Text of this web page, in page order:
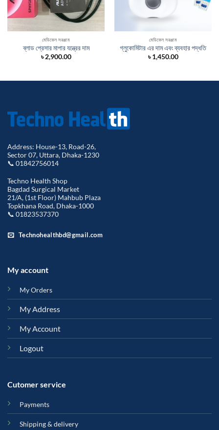
মেডিকেল সরঞ্জাম
ব্লাড প্রেসার মাপার যন্ত্রের দাম
৳2,900.00
মেডিকেল সরঞ্জাম
গ্লুকোমিটার এর দাম এবং ব্যবহার পদ্ধতি
৳1,450.00
Address: House-13, Road-26,
Sector 07, Uttara, Dhaka-1230
📞 01842756014
Techno Health Shop
Bagdad Surgical Market
21/A, (1st Floor) Mahbub Plaza
Topkhana Road, Dhaka-1000
📞 01823537370
Technohealthbd@gmail.com
My account
My Orders
My Address
My Account
Logout
Cutomer service
Payments
Shipping & delivery